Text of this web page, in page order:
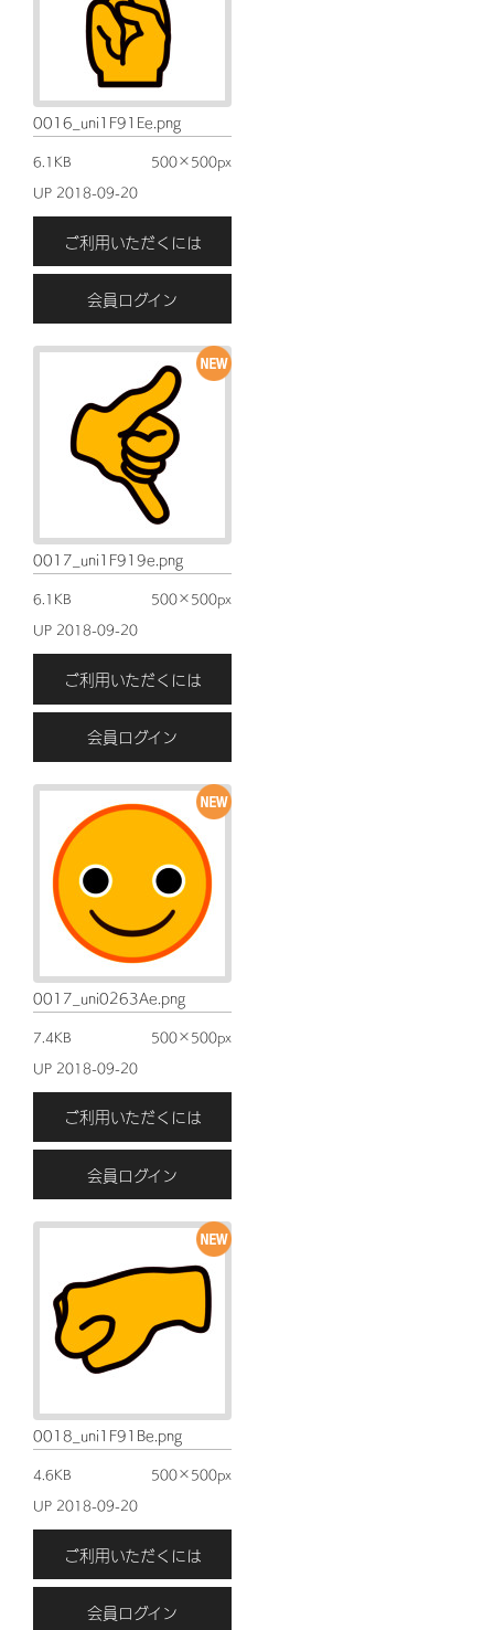
0016_uni1F91Ee.png
6.1KB
500×500px
UP 2018-09-20
ご利用いただくには
会員ログイン
0017_uni1F919e.png
6.1KB
500×500px
UP 2018-09-20
ご利用いただくには
会員ログイン
0017_uni0263Ae.png
7.4KB
500×500px
UP 2018-09-20
ご利用いただくには
会員ログイン
0018_uni1F91Be.png
4.6KB
500×500px
UP 2018-09-20
ご利用いただくには
会員ログイン